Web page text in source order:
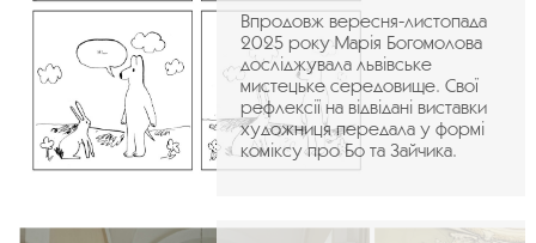
Впродовж вересня-листопада
2025 року Марія Богомолова
досліджувала львівське
мистецьке середовище. Свої
рефлексії на відвідані виставки
художниця передала у формі
коміксу про Бо та Зайчика.